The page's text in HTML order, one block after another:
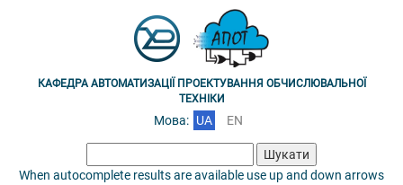
КАФЕДРА АВТОМАТИЗАЦІЇ ПРОЕКТУВАННЯ ОБЧИСЛЮВАЛЬНОЇ
ТЕХНІКИ
Мова: UA EN
When autocomplete results are available use up and down arrows